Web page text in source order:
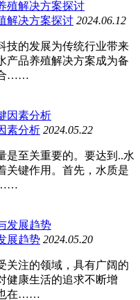
解决方案探讨 2024.06.12
技的发展为传统行业带来
产品养殖解决方案成为备
合……
素分析 2024.05.22
是至关重要的。要达到..水
关键作用。首先，水质是
……
展趋势 2024.05.20
关注的领域，具有广阔的
健康生活的追求不断增
也在……